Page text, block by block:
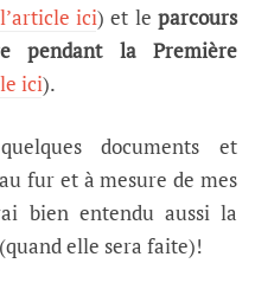
ici) et leparcours
pendant la Première
ici).
documents et
fur et à mesure de mes
bien entendu aussi la
elle sera faite)!